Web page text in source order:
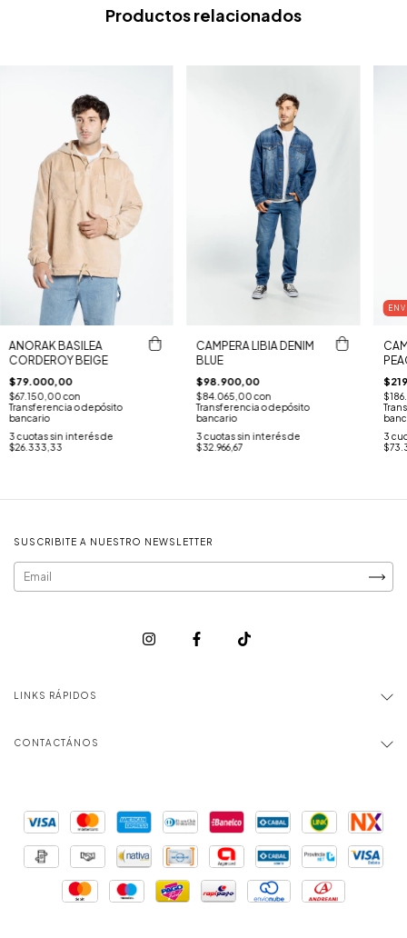
Productos relacionados
ANORAK BASILEA
CORDEROY BEIGE
$79.000,00
$67.150,00con
Transferencia o depósito
bancario
3 cuotas sin interés de
$26.333,33
CAMPERA LIBIA DENIM
BLUE
$98.900,00
$84.065,00con
Transferencia o depósito
bancario
3 cuotas sin interés de
$32.966,67
3
SUSCRIBITE A NUESTRO NEWSLETTER
LINKS RÁPIDOS
CONTACTÁNOS